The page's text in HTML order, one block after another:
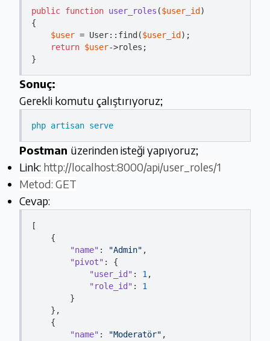
public function user_roles ($user_id
{
$user = User::find($user_id );
return $user->roles;
Sonuç:
Gerekli komutu çalıştırıyoruz;
php artisan serve
Postman üzerinden isteği yapıyoruz;
Link: http://localhost:8000/api/user_roles/1
Metod: GET
Cevap:
[
{
"name" : "Admin" ,
"pivot" : {
"user_id" : 1 ,
"role_id" : 1
}
},
{
"name" : "Moderatör" ,